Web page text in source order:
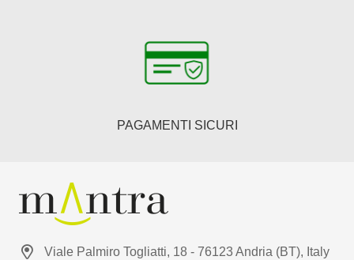
PAGAMENTI SICURI
Viale Palmiro Togliatti, 18 - 76123 Andria (BT), Italy